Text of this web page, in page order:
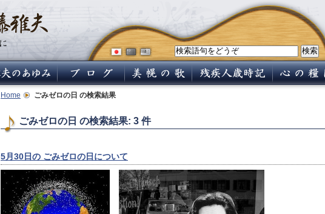
Home ごみゼロの日 の検索結果
ごみゼロの日 の検索結果: 3 件
5月30日の ごみゼロの日について